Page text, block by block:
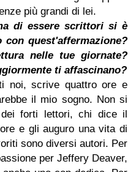
più grandi di lei.
di essere scrittori si è
quest'affermazione?
nelle tue giornate?
ti affascinano?
noi, scrive quattro ore e
il mio sogno. Non si
forti lettori, chi dice il
e gli auguro una vita di
sono diversi autori. Per
per Jeffery Deaver,